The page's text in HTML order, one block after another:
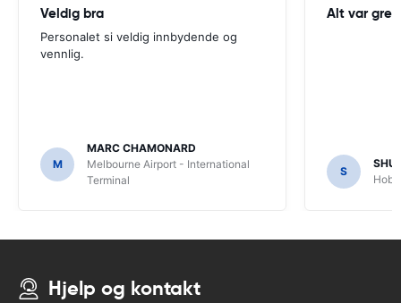
Veldig bra
Personalet si veldig innbydende og
vennlig.
M
MARC CHAMONARD
Melbourne Airport - International
Terminal
Alt var greit
S
Hjelp og kontakt